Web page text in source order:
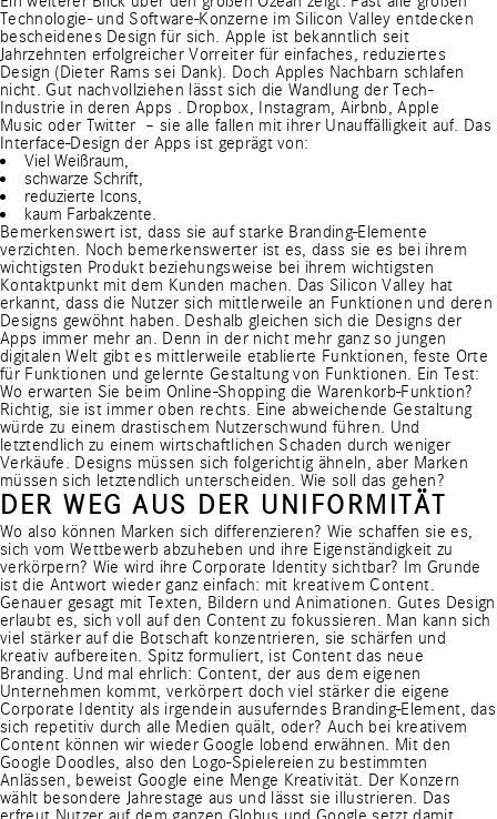
Technologie- und Software-Konzerne im Silicon Valley entdecken
bescheidenes Design für sich. Apple ist bekanntlich seit
Jahrzehnten erfolgreicher Vorreiter für einfaches, reduziertes
Design (Dieter Rams sei Dank). Doch Apples Nachbarn schlafen
nicht. Gut nachvollziehen lässt sich die Wandlung der Tech-
Industrie in deren Apps . Dropbox, Instagram, Airbnb,Apple
Music oder Twitter – sie alle fallen mit ihrer Unauffälligkeit auf. Das
Interface-Design der Apps ist geprägt von:
Viel Weißraum,
schwarze Schrift,
reduzierte Icons,
kaum Farbakzente.
Bemerkenswert ist, dass sie auf starke Branding-Elemente
verzichten. Noch bemerkenswerter ist es, dass sie es bei ihrem
wichtigsten Produkt beziehungsweise bei ihrem wichtigsten
Kontaktpunkt mit dem Kunden machen. Das Silicon Valley hat
erkannt, dass die Nutzer sich mittlerweile an Funktionen und deren
Designs gewöhnt haben. Deshalb gleichen sich die Designs der
Apps immer mehr an. Denn in der nicht mehr ganz so jungen
digitalen Welt gibt es mittlerweile etablierte Funktionen, feste Orte
für Funktionen und gelernte Gestaltung von Funktionen. Ein Test:
Wo erwarten Sie beim Online-Shopping die Warenkorb-Funktion?
Richtig, sie ist immer oben rechts. Eine abweichende Gestaltung
würde zu einem drastischem Nutzerschwund führen. Und
letztendlich zu einem wirtschaftlichen Schaden durch weniger
Verkäufe. Designs müssen sich folgerichtig ähneln, aber Marken
müssen sich letztendlich unterscheiden. Wie soll das gehen?
DER WEG AUS DER UNIFORMITÄT
Wo also können Marken sich differenzieren? Wie schaffen sie es,
sich vom Wettbewerb abzuheben und ihre Eigenständigkeit zu
verkörpern? Wie wird ihre Corporate Identity sichtbar? Im Grunde
ist die Antwort wieder ganz einfach: mit kreativem Content.
Genauer gesagt mit Texten, Bildern und Animationen. Gutes Design
erlaubt es, sich voll auf den Content zu fokussieren. Man kann sich
viel stärker auf die Botschaft konzentrieren, sie schärfen und
kreativ aufbereiten. Spitz formuliert, ist Content das neue
Branding. Und mal ehrlich: Content, der aus dem eigenen
Unternehmen kommt, verkörpert doch viel stärker die eigene
Corporate Identity als irgendein ausuferndes Branding-Element, das
sich repetitiv durch alle Medien quält, oder? Auch bei kreativem
Content können wir wieder Google lobend erwähnen. Mit den
Google Doodles, also den Logo-Spielereien zu bestimmten
Anlässen, beweist Google eine Menge Kreativität. Der Konzern
wählt besondere Jahrestage aus und lässt sie illustrieren. Das